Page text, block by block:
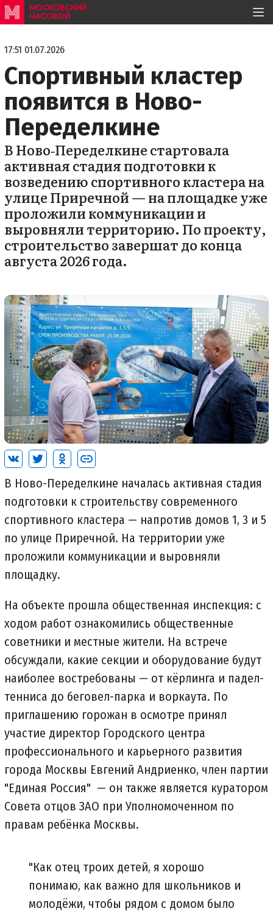
МОСКОВСКИЙ
ЧАСОВОЙ
17:51 01.07.2026
Спортивный кластер
появится в Ново-
Переделкине
В Ново‑Переделкине стартовала
активная стадия подготовки к
возведению спортивного кластера на
улице Приречной — на площадке уже
проложили коммуникации и
выровняли территорию. По проекту,
строительство завершат до конца
августа 2026 года.
В Ново-Переделкине началась активная стадия
подготовки к строительству современного
спортивного кластера — напротив домов 1, 3 и 5
по улице Приречной. На территории уже
проложили коммуникации и выровняли
площадку.
На объекте прошла общественная инспекция: с
ходом работ ознакомились общественные
советники и местные жители. На встрече
обсуждали, какие секции и оборудование будут
наиболее востребованы — от кёрлинга и падел-
тенниса до беговел-парка и воркаута. По
приглашению горожан в осмотре принял
участие директор Городского центра
профессионального и карьерного развития
города Москвы Евгений Андриенко, член партии
"Единая Россия" — он также является куратором
Совета отцов ЗАО при Уполномоченном по
правам ребёнка Москвы.
"Как отец троих детей, я хорошо
понимаю, как важно для школьников и
молодёжи, чтобы рядом с домом было